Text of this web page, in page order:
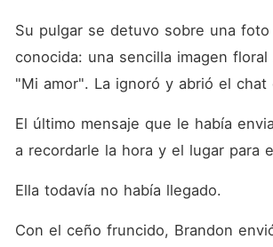
Su pulgar se detuvo sobre una
conocida: una sencilla imagen
"Mi amor". La ignoró y abrió el chat
El último mensaje que le había
a recordarle la hora y el lugar para
Ella todavía no había llegado.
Con el ceño fruncido, Brandon